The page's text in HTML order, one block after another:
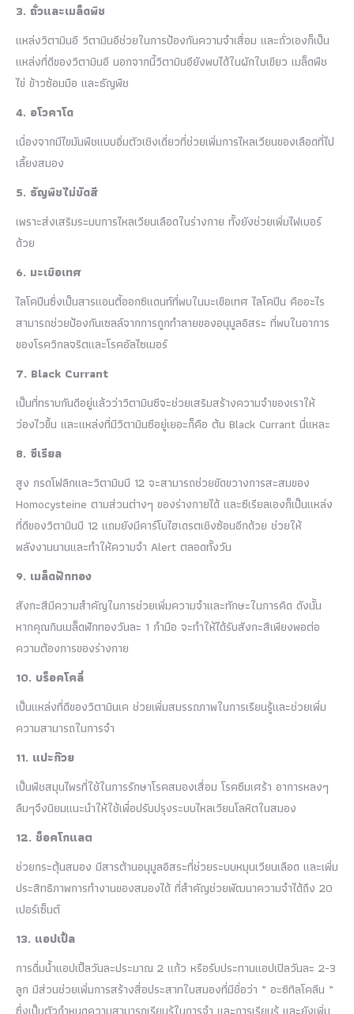
3. ถั่วและเมล็ดพืช
แหล่งวิตามินอี วิตามินอีช่วยในการป้องกันความจำเสื่อม และถั่วเองก็เป็น
แหล่งที่ดีของวิตามินอี นอกจากนี้วิตามินอียังพบได้ในผักใบเขียว เมล็ดพืช
ไข่ ข้าวซ้อมมือ และธัญพืช
4. อโวคาโด
เนื่องจากมีไขมันพืชแบบอิ่มตัวเชิงเดี่ยวที่ช่วยเพิ่มการไหลเวียนของเลือดที่ไป
เลี้ยงสมอง
5. ธัญพืชไม่ขัดสี
เพราะส่งเสริมระบบการไหลเวียนเลือดในร่างกาย ทั้งยังช่วยเพิ่มไฟเบอร์
ด้วย
6. มะเขือเทศ
ไลโคปีนซึ่งเป็นสารแอนตี้ออกซิแดนท์ที่พบในมะเขือเทศ ไลโคปีน คืออะไร
สามารถช่วยป้องกันเซลล์จากการถูกทำลายของอนุมูลอิสระ ที่พบในอาการ
ของโรควิกลจริตและโรคอัลไซเมอร์
7. Black Currant
เป็นที่ทราบกันดีอยู่แล้วว่าวิตามินซีจะช่วยเสริมสร้างความจำของเราให้
ว่องไวขึ้น และแหล่งที่มีวิตามินซีอยู่เยอะก็คือ ต้น Black Currant นี่แหละ
8. ซีเรียล
สูง กรดโฟลิกและวิตามินบี 12 จะสามารถช่วยขัดขวางการสะสมของ
Homocysteine ตามส่วนต่างๆ ของร่างกายได้ และซีเรียลเองก็เป็นแหล่ง
ที่ดีของวิตามินบี 12 แถมยังมีคาร์โบไฮเดรตเชิงซ้อนอีกด้วย ช่วยให้
พลังงานนานและทำให้ความจำ Alert ตลอดทั้งวัน
9. เมล็ดฟักทอง
สังกะสีมีความสำคัญในการช่วยเพิ่มความจำและทักษะในการคิด ดังนั้น
หากคุณกินเมล็ดฟักทองวันละ 1 กำมือ จะทำให้ได้รับสังกะสีเพียงพอต่อ
ความต้องการของร่างกาย
10. บร็อคโคลี่
เป็นแหล่งที่ดีของวิตามินเค ช่วยเพิ่มสมรรถภาพในการเรียนรู้และช่วยเพิ่ม
ความสามารถในการจำ
11. แปะก๊วย
เป็นพืชสมุนไพรที่ใช้ในการรักษาโรคสมองเสื่อม โรคซึมเศร้า อาการหลงๆ
ลืมๆจึงนิยมแนะนำให้ใช้เพื่อปรับปรุงระบบไหลเวียนโลหิตในสมอง
12. ช็อคโกแลต
ช่วยกระตุ้นสมอง มีสารต้านอนุมูลอิสระที่ช่วยระบบหมุนเวียนเลือด และเพิ่ม
ประสิทธิภาพการทำงานของสมองได้ ที่สำคัญช่วยพัฒนาความจำได้ถึง 20
เปอร์เซ็นต์
13. แอปเปิ้ล
การดื่มน้ำแอปเปิ้ลวันละประมาณ 2 แก้ว หรือรับประทานแอปเปิลวันละ 2-3
ลูก มีส่วนช่วยเพิ่มการสร้างสื่อประสาทใบสมองที่มีชื่อว่า ” อะซิทิลโคลีน ”